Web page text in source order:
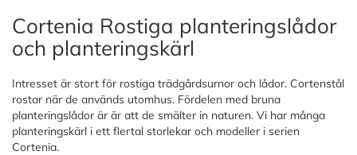
Cortenia Rostiga planteringslådor
och planteringskärl
Intresset är stort för rostiga trädgårdsurnor och lådor. Cortenstål
rostar när de används utomhus. Fördelen med bruna
planteringslådor är är att de smälter in naturen. Vi har många
planteringskärl i ett flertal storlekar och modeller i serien
Cortenia.